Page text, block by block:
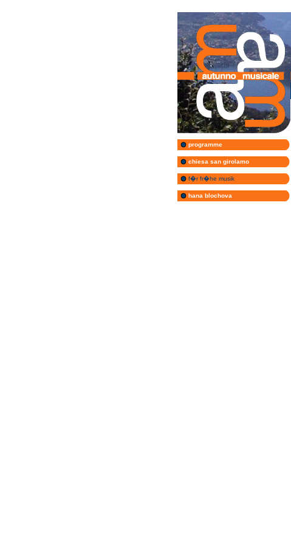
programme
chiesa san girolamo
f�r fr�he musik
hana blochova